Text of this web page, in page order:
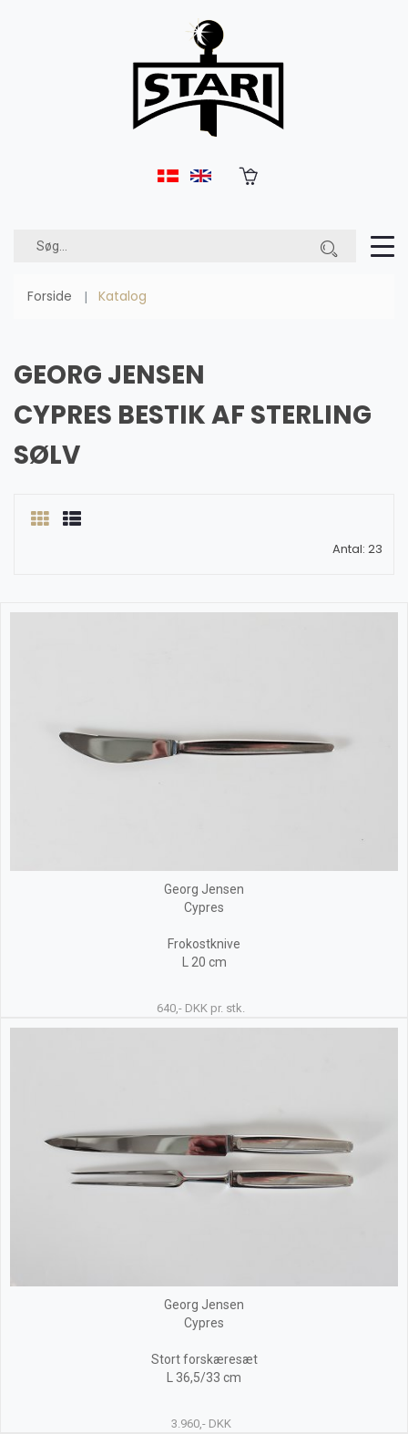
Forside Katalog
GEORG JENSEN
CYPRES BESTIK AF STERLING
SØLV
Antal: 23
Georg Jensen
Cypres
Frokostknive
L 20 cm
640,- DKK pr. stk.
Georg Jensen
Cypres
Stort forskæresæt
L 36,5/33 cm
3.960,- DKK